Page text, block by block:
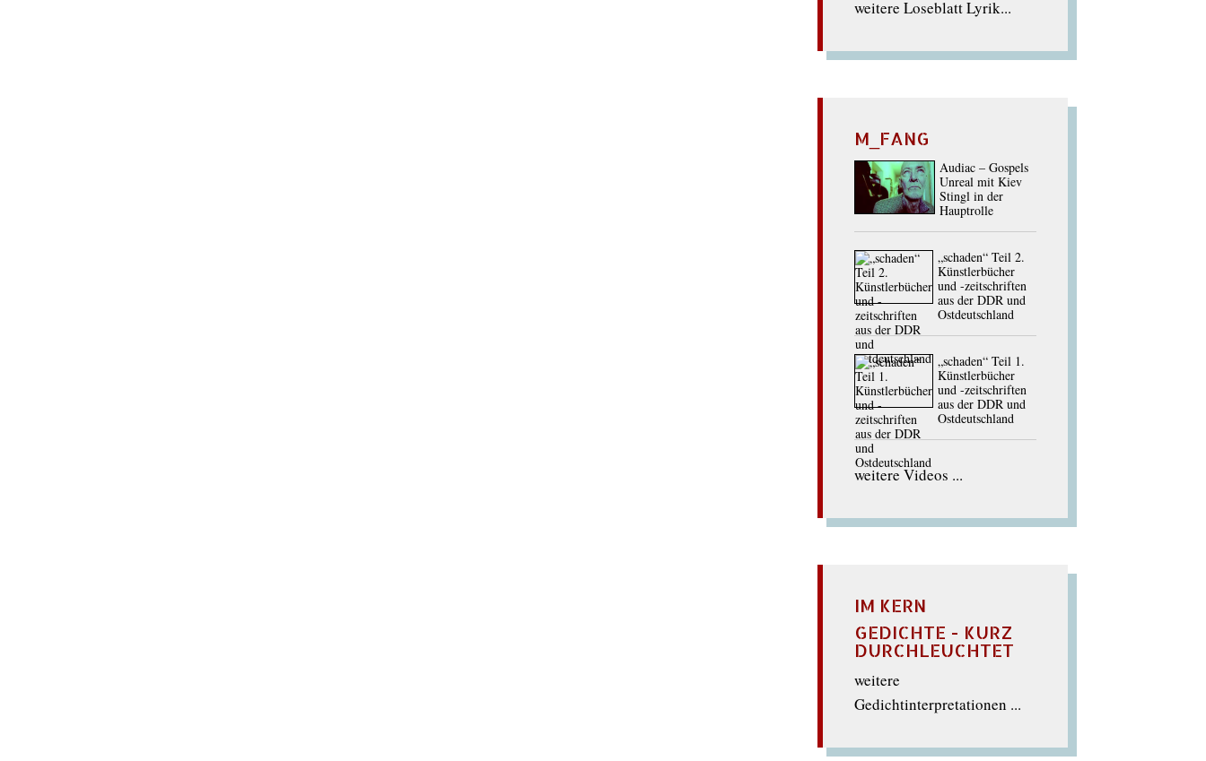
weitere Loseblatt Lyrik...
M_FANG
Audiac – Gospels
Unreal mit Kiev
Stingl in der
Hauptrolle
„schaden“ Teil 2.
Künstlerbücher
und -zeitschriften
aus der DDR und
Ostdeutschland
„schaden“ Teil 1.
Künstlerbücher
und -zeitschriften
aus der DDR und
Ostdeutschland
weitere Videos ...
IM KERN
GEDICHTE - KURZ
DURCHLEUCHTET
weitere
Gedichtinterpretationen ...